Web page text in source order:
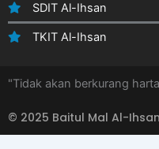
SDIT Al-Ihsan
TKIT Al-Ihsan
"Tidak akan berkurang
© 2025 Baitul Mal Al-Ihsan